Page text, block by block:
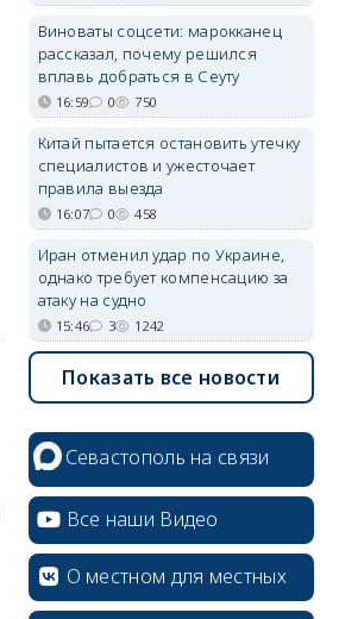
Виноваты соцсети: марокканец
рассказал, почему решился
вплавь добраться в Сеуту
16:59 0 750
Китай пытается остановить утечку
специалистов и ужесточает
правила выезда
16:07 0 458
Иран отменил удар по Украине,
однако требует компенсацию за
атаку на судно
15:46 3 1242
Показать все новости
Севастополь на связи
Все наши Видео
О местном для местных